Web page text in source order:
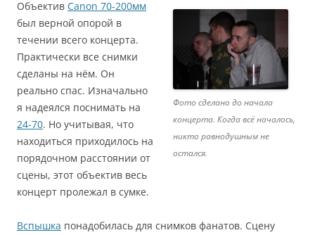
Фото сделано до начала
концерта. Когда всё началось,
никто равнодушным не
остался.
Объектив Canon 70-200мм
был верной опорой в
течении всего концерта.
Практически все снимки
сделаны на нём. Он
реально спас. Изначально
я надеялся поснимать на
24-70. Но учитывая, что
находиться приходилось на
порядочном расстоянии от
сцены, этот объектив весь
концерт пролежал в сумке.
Вспышка понадобилась для снимков фанатов. Сцену